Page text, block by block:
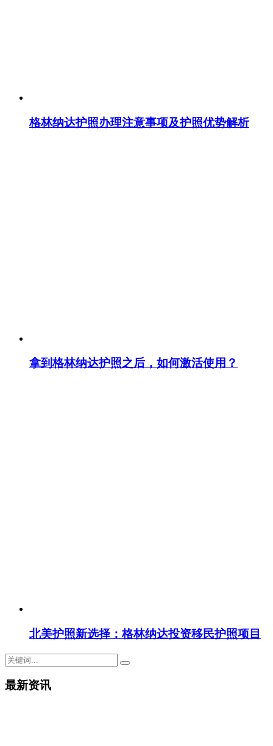
格林纳达护照办理注意事项及护照优势解析
拿到格林纳达护照之后，如何激活使用？
北美护照新选择：格林纳达投资移民护照项目
最新资讯